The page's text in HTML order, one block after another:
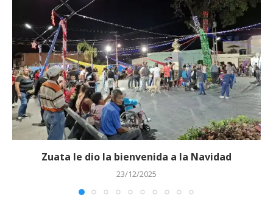
Zuata le dio la bienvenida a la Navidad
23/12/2025